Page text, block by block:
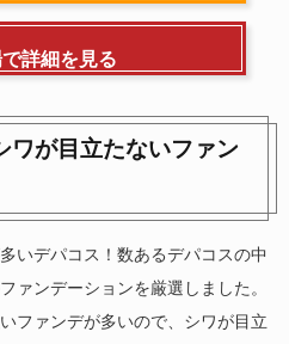
詳細を見る
ワが目立たないファン
いデパコス！数あるデパコスの中
ァンデーションを厳選しました。
ファンデが多いので、シワが目立